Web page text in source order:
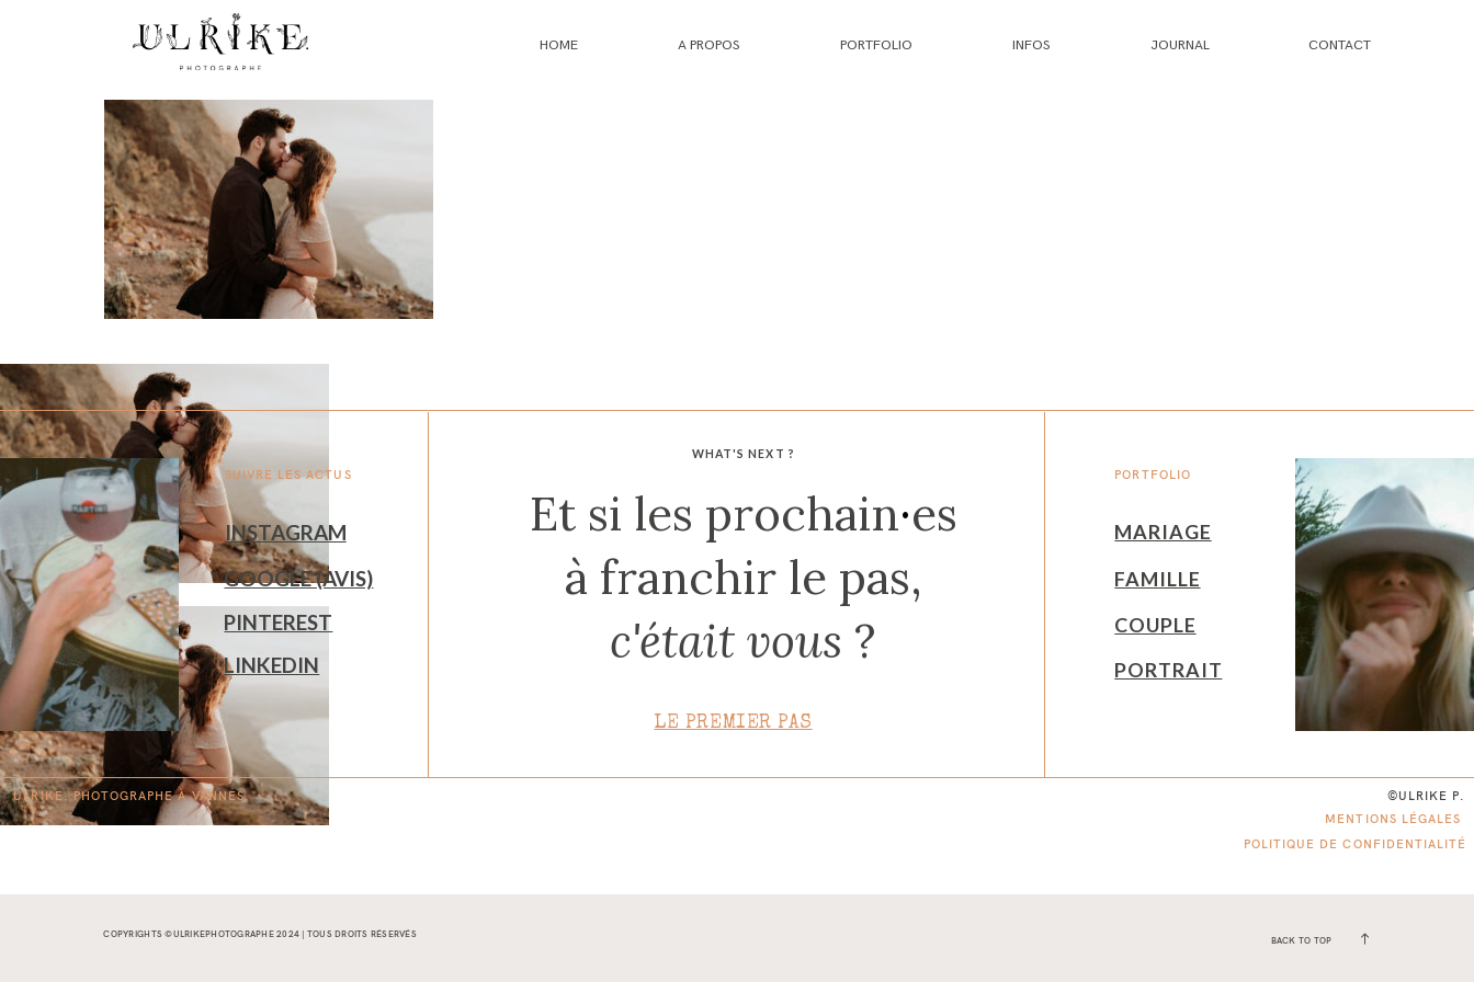
HOME A PROPOS PORTFOLIO INFOS JOURNAL CONTACT
WHAT'S NEXT ?
PORTFOLIO
SUIVRE LES ACTUS
Et si les prochain·es
à franchir le pas,
c'était vous ?
MARIAGE
INSTAGRAM
GOOGLE (AVIS)
FAMILLE
PINTEREST COUPLE
LINKEDIN PORTRAIT
LE PREMIER PAS
©ULRIKE P.
ULRIKE. PHOTOGRAPHE ÀVANNES.
MENTIONS LÉGALES
POLITIQUE DE CONFIDENTIALITÉ
COPYRIGHTS ©ULRIKEPHOTOGRAPHE 2024 | TOUS DROITS RÉSERVÉS
BACK TO TOP